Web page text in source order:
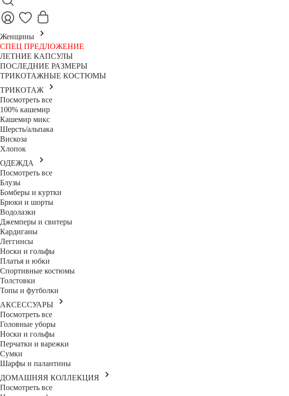
Женщины
СПЕЦ ПРЕДЛОЖЕНИЕ
ЛЕТНИЕ КАПСУЛЫ
ПОСЛЕДНИЕ РАЗМЕРЫ
ТРИКОТАЖНЫЕ КОСТЮМЫ
ТРИКОТАЖ
Посмотреть все
100% кашемир
Кашемир микс
Шерсть/альпака
Вискоза
Хлопок
ОДЕЖДА
Посмотреть все
Блузы
Бомберы и куртки
Брюки и шорты
Водолазки
Джемперы и свитеры
Кардиганы
Леггинсы
Носки и гольфы
Платья и юбки
Спортивные костюмы
Толстовки
Топы и футболки
АКСЕССУАРЫ
Посмотреть все
Головные уборы
Носки и гольфы
Перчатки и варежки
Сумки
Шарфы и палантины
ДОМАШНЯЯ КОЛЛЕКЦИЯ
Посмотреть все